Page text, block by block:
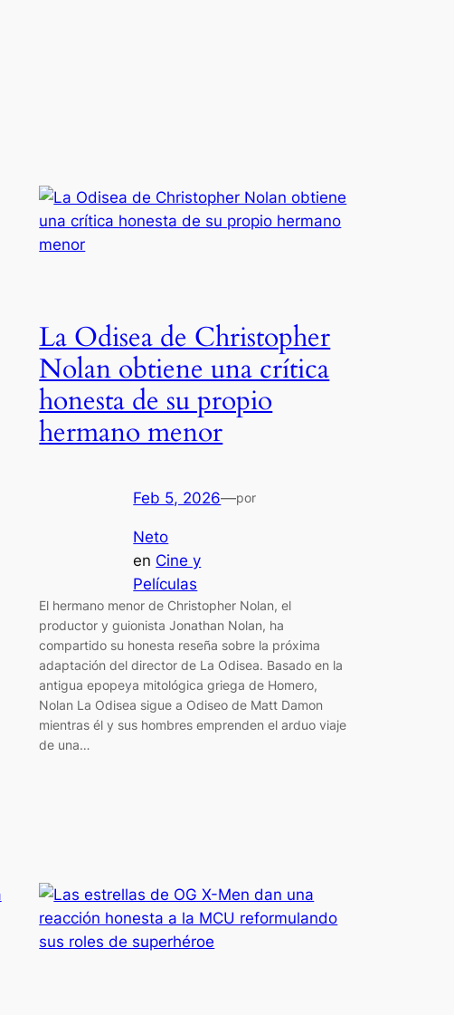
La Odisea de Christopher
Nolan obtiene una crítica
honesta de su propio
hermano menor
Feb 5, 2026—por
Neto
en Cine y
Películas
El hermano menor de Christopher Nolan, el
productor y guionista Jonathan Nolan, ha
compartido su honesta reseña sobre la próxima
adaptación del director de La Odisea. Basado en la
antigua epopeya mitológica griega de Homero,
Nolan La Odisea sigue a Odiseo de Matt Damon
mientras él y sus hombres emprenden el arduo viaje
de una…